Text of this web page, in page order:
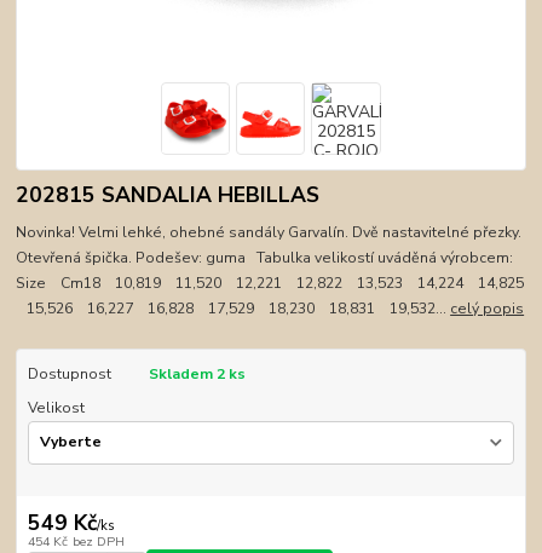
202815 SANDALIA HEBILLAS
Novinka! Velmi lehké, ohebné sandály Garvalín. Dvě nastavitelné přezky.
Otevřená špička. Podešev: guma Tabulka velikostí uváděná výrobcem:
Size Cm18 10,819 11,520 12,221 12,822 13,523 14,224 14,825
15,526 16,227 16,828 17,529 18,230 18,831 19,532... celý popis
Dostupnost
Skladem 2 ks
Velikost
549 Kč/ks
454 Kč bez DPH